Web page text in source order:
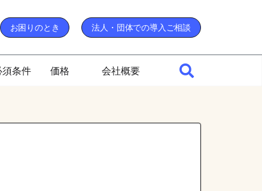
お困りのとき 法人・団体での導入ご相談
須条件 価格 会社概要